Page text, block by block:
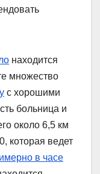
находится
множество
с хорошими
больница и
около 6,5 км
которая ведет
в часе